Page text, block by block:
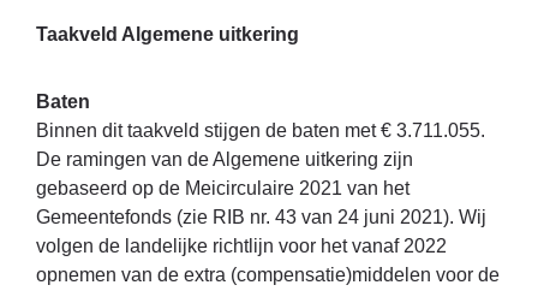
Taakveld Algemene uitkering
Baten
Binnen dit taakveld stijgen de baten met € 3.711.055.
De ramingen van de Algemene uitkering zijn
gebaseerd op de Meicirculaire 2021 van het
Gemeentefonds (zie RIB nr. 43 van 24 juni 2021). Wij
volgen de landelijke richtlijn voor het vanaf 2022
opnemen van de extra (compensatie)middelen voor de